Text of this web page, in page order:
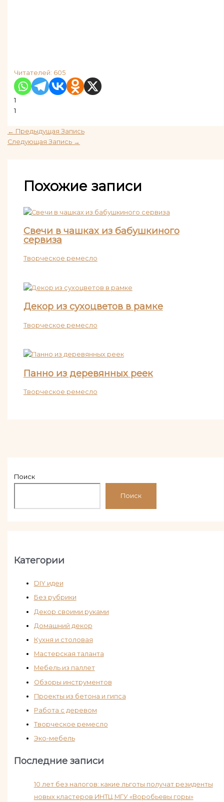
Поиск
Поиск
Категории
DIY идеи
Без рубрики
Декор своими руками
Домашний декор
Кухня и столовая
Мастерская таланта
Мебель из паллет
Обзоры инструментов
Проекты из бетона и гипса
Работа с деревом
Творческое ремесло
Эко-мебель
Последние записи
10 лет без налогов: какие льготы получат резиденты
новых кластеров ИНТЦ МГУ «Воробьевы горы»
Читателей: 605
1
1
← Предыдущая Запись
Следующая Запись →
Похожие записи
Свечи в чашках из бабушкиного
сервиза
Творческое ремесло
Декор из сухоцветов в рамке
Творческое ремесло
Панно из деревянных реек
Творческое ремесло